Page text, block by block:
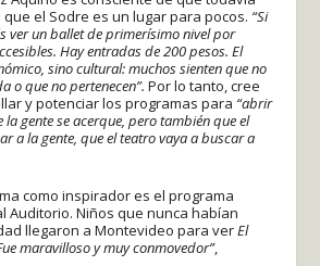
el Sodre es un lugar para pocos. “Si
ver un ballet de primerísimo nivel por
Hay entradas de 200 pesos. El
sino cultural: muchos sienten que no
o que no pertenecen”.Por lo tanto, cree
y potenciar los programas para “abrir
gente se acerque, pero también que el
a la gente, que el teatro vaya a buscar a
como inspirador es el programa
Auditorio. Niños que nunca habían
llegaron a Montevideo para verEl
maravilloso y muy conmovedor”,